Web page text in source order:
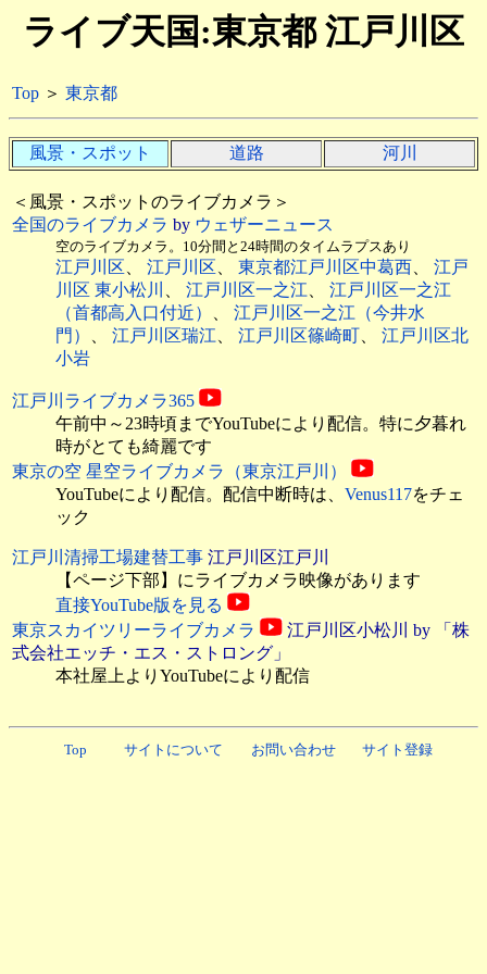
ライブ天国:東京都 江戸川区
Top ＞ 東京都
風景・スポット 道路 河川
＜風景・スポットのライブカメラ＞
全国のライブカメラ by ウェザーニュース
空のライブカメラ。10分間と24時間のタイムラプスあり
江戸川区、 江戸川区、 東京都江戸川区中葛西、 江戸
川区 東小松川 、 江戸川区一之江、 江戸川区一之江
（首都高入口付近）
、 江戸川区一之江（今井水
門）
、 江戸川区瑞江、 江戸川区篠崎町、 江戸川区北
小岩
江戸川ライブカメラ365
午前中～23時頃までYouTubeにより配信。特に夕暮れ
時がとても綺麗です
東京の空 星空ライブカメラ（東京江戸川）
YouTubeにより配信。配信中断時は、 Venus117をチェ
ック
江戸川清掃工場建替工事 江戸川区江戸川
【ページ下部】にライブカメラ映像があります
直接YouTube版を見る
東京スカイツリーライブカメラ
江戸川区小松川 by 「株
式会社エッチ・エス・ストロング」
本社屋上よりYouTubeにより配信
Top サイトについて お問い合わせ サイト登録